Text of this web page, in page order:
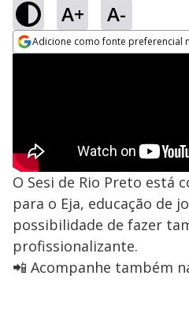
A+ A-
Adicione como fonte preferencial
O Sesi de Rio Preto está
para o Eja, educação de
possibilidade de fazer
profissionalizante.
📲 Acompanhe também